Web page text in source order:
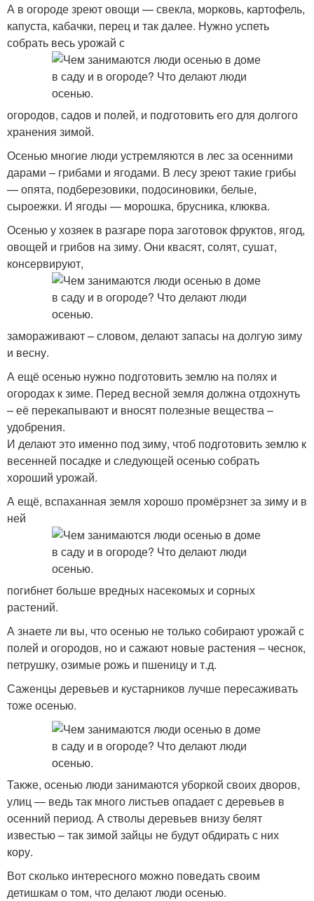
А в огороде зреют овощи — свекла, морковь, картофель,
капуста, кабачки, перец и так далее. Нужно успеть
собрать весь урожай с
огородов, садов и полей, и подготовить его для долгого
хранения зимой.
Осенью многие люди устремляются в лес за осенними
дарами – грибами и ягодами. В лесу зреют такие грибы
— опята, подберезовики, подосиновики, белые,
сыроежки. И ягоды — морошка, брусника, клюква.
Осенью у хозяек в разгаре пора заготовок фруктов, ягод,
овощей и грибов на зиму. Они квасят, солят, сушат,
консервируют,
замораживают – словом, делают запасы на долгую зиму
и весну.
А ещё осенью нужно подготовить землю на полях и
огородах к зиме. Перед весной земля должна отдохнуть
– её перекапывают и вносят полезные вещества –
удобрения.
И делают это именно под зиму, чтоб подготовить землю к
весенней посадке и следующей осенью собрать
хороший урожай.
А ещё, вспаханная земля хорошо промёрзнет за зиму и в
ней
погибнет больше вредных насекомых и сорных
растений.
А знаете ли вы, что осенью не только собирают урожай с
полей и огородов, но и сажают новые растения – чеснок,
петрушку, озимые рожь и пшеницу и т.д.
Саженцы деревьев и кустарников лучше пересаживать
тоже осенью.
Также, осенью люди занимаются уборкой своих дворов,
улиц — ведь так много листьев опадает с деревьев в
осенний период. А стволы деревьев внизу белят
известью – так зимой зайцы не будут обдирать с них
кору.
Вот сколько интересного можно поведать своим
детишкам о том, что делают люди осенью.